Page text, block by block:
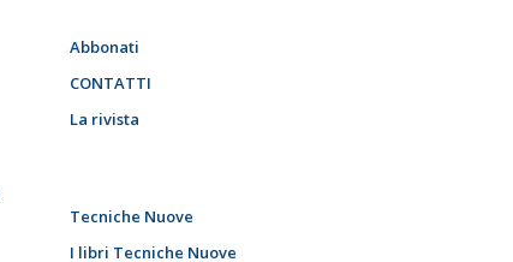
Abbonati
CONTATTI
La rivista
Tecniche Nuove
I libri Tecniche Nuove